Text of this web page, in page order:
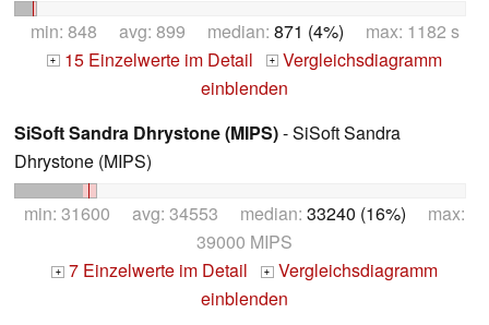
min: 848 avg: 899 median: 871 (4%) max: 1182 s
+ 15 Einzelwerte im Detail +
Vergleichsdiagramm
einblenden
SiSoft Sandra Dhrystone (MIPS)- SiSoft Sandra
Dhrystone (MIPS)
min: 31600 avg: 34553 median: 33240 (16%) max:
39000 MIPS
+ 7 Einzelwerte im Detail + Vergleichsdiagramm
einblenden